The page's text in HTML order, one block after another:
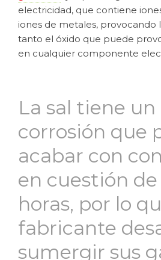
electricidad, que contiene
iones de metales, provocando
tanto el óxido que puede
en cualquier componente
La sal tiene
corrosión que
acabar con
en cuestión
horas, por lo
fabricante
sumergir sus